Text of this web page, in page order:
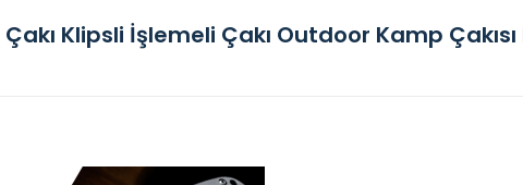
Klipsli İşlemeli Çakı Outdoor Kamp Çakısı